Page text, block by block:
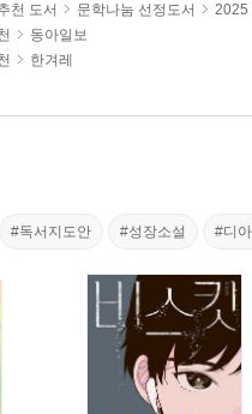
천 도서 문학나눔 선정도서
2025
동아일보
한겨레
#독서지도안 #성장소설 #디